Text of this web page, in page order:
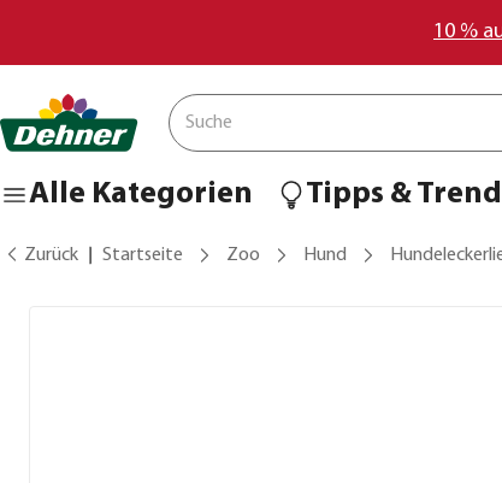
10 %
Alle Kategorien Tipps &
Zurück Startseite Zoo Hund